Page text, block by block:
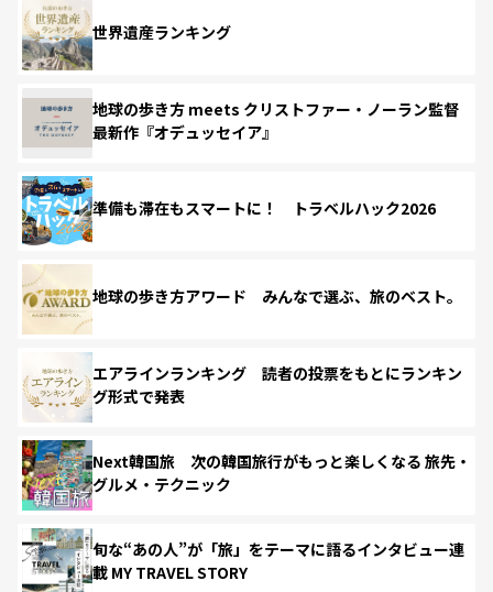
世界遺産ランキング
地球の歩き方 meets クリストファー・ノーラン監督
最新作『オデュッセイア』
準備も滞在もスマートに！ トラベルハック2026
地球の歩き方アワード みんなで選ぶ、旅のベスト。
エアラインランキング 読者の投票をもとにランキン
グ形式で発表
Next韓国旅 次の韓国旅行がもっと楽しくなる 旅先・
グルメ・テクニック
旬な“あの人”が「旅」をテーマに語るインタビュー連
載 MY TRAVEL STORY